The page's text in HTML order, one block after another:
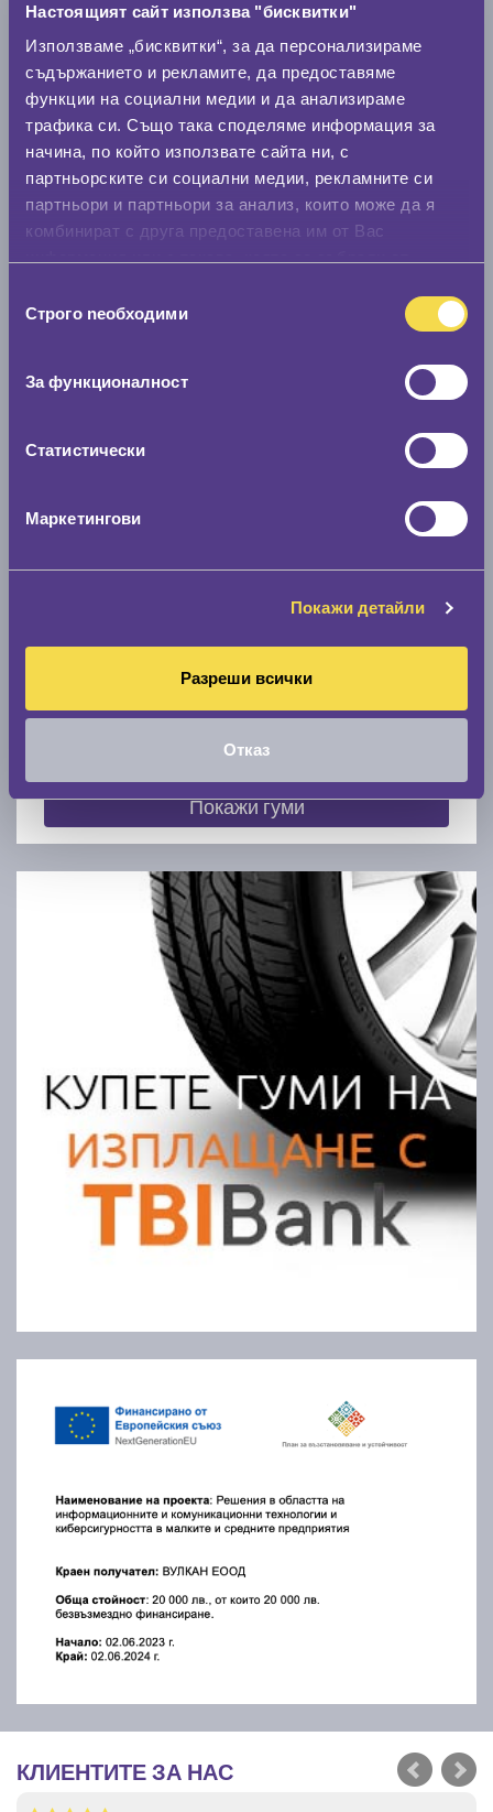
Настоящият сайт използва "бисквитки"
Използваме „бисквитки“, за да персонализираме
съдържанието и рекламите, да предоставяме
функции на социални медии и да анализираме
трафика си. Също така споделяме информация за
начина, по който използвате сайта ни, с
партньорските си социални медии, рекламните си
партньори и партньори за анализ, които може да я
комбинират с друга предоставена им от Вас
наСтрого nеобходими
За функционалност
Статистически
Маркетингови
Покажи детайли
Разреши всички
Отказ
Нов размер
Модел
Покажи гуми
КЛИЕНТИТЕ ЗА НАС